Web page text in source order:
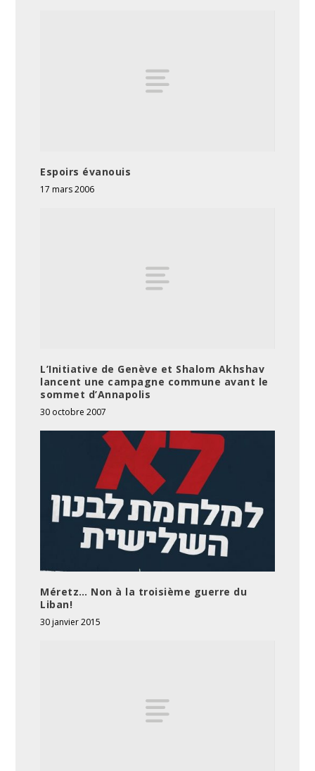
Espoirs évanouis
17 mars 2006
L’Initiative de Genève et Shalom Akhshav
lancent une campagne commune avant le
sommet d’Annapolis
30 octobre 2007
Méretz… Non à la troisième guerre du
Liban!
30 janvier 2015